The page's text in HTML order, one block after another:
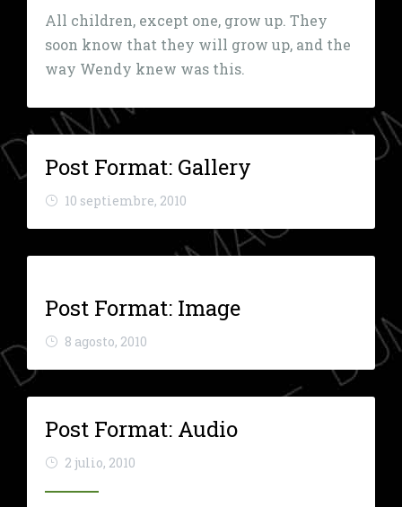
All children, except one, grow up. They
soon know that they will grow up, and the
way Wendy knew was this.
Post Format: Gallery
10 septiembre, 2010
Post Format: Image
8 agosto, 2010
Post Format: Audio
2 julio, 2010